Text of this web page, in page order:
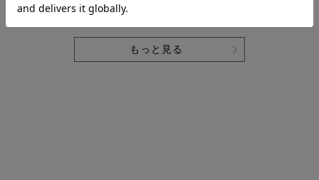
ダーメイド】
もっと見る